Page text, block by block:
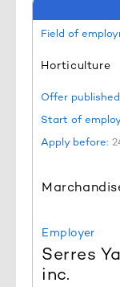
Field of
Horticulture
Offer
Start of
Apply before:
Employer
Serres
inc.